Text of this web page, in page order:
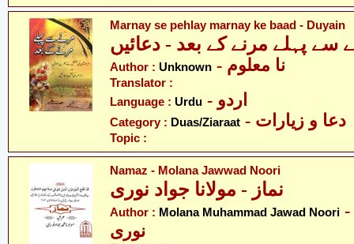
Marnay se pehlay marnay ke baad - Duyain
سے پہلے مرنے کے بعد - دعائیں
Author : Unknown - نا معلوم
Translator :
Language : Urdu - اردو
Category : Duas/Ziaraat - دعا و زیارات
Topic :
Namaz - Molana Jawwad Noori
نماز - مولانا جواد نوری
Author : Molana Muhammad Jawad Noori - مولانا محمد جواد
نوری